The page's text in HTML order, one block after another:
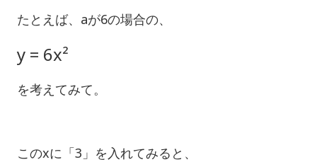
たとえば、aが6の場合の、
y = 6x²
を考えてみて。
このxに「3」を入れてみると、